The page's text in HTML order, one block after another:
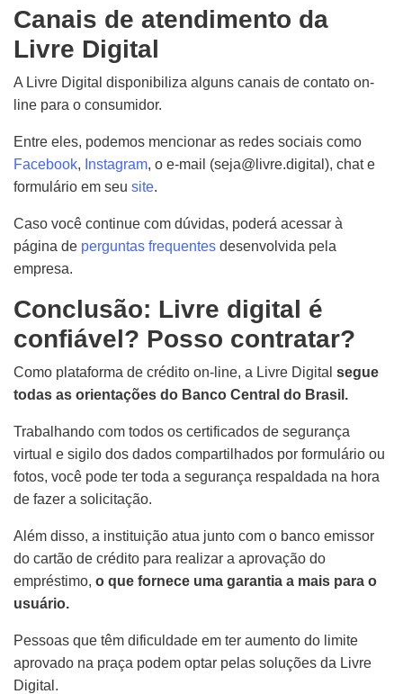
Canais de atendimento da
Livre Digital
A Livre Digital disponibiliza alguns canais de contato on-
line para o consumidor.
Entre eles, podemos mencionar as redes sociais como
Facebook, Instagram, o e-mail (seja@livre.digital), chat e
formulário em seu site.
Caso você continue com dúvidas, poderá acessar à
página de perguntas frequentes desenvolvida pela
empresa.
Conclusão: Livre digital é
confiável? Posso contratar?
Como plataforma de crédito on-line, a Livre Digital segue
todas as orientações do Banco Central do Brasil.
Trabalhando com todos os certificados de segurança
virtual e sigilo dos dados compartilhados por formulário ou
fotos, você pode ter toda a segurança respaldada na hora
de fazer a solicitação.
Além disso, a instituição atua junto com o banco emissor
do cartão de crédito para realizar a aprovação do
empréstimo, o que fornece uma garantia a mais para o
usuário.
Pessoas que têm dificuldade em ter aumento do limite
aprovado na praça podem optar pelas soluções da Livre
Digital.